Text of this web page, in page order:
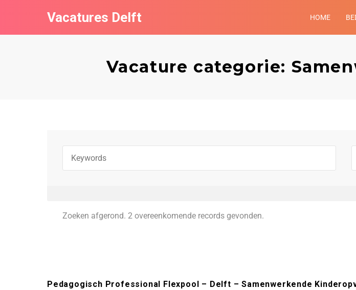
Vacatures Delft HOME
Vacature categorie:
Zoeken afgerond. 2 overeenkomende records gevonden.
Pedagogisch Professional Flexpool – Delft – Samenwerkende